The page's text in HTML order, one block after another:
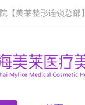
【美莱整形连锁总部】